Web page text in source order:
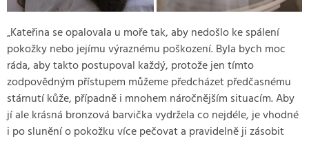
„Kateřina se opalovala u moře tak, aby nedošlo ke spálení
pokožky nebo jejímu výraznému poškození. Byla bych moc
ráda, aby takto postupoval každý, protože jen tímto
zodpovědným přístupem můžeme předcházet předčasnému
stárnutí kůže, případně i mnohem náročnějším situacím. Aby
jí ale krásná bronzová barvička vydržela co nejdéle, je vhodné
i po slunění o pokožku více pečovat a pravidelně ji zásobit